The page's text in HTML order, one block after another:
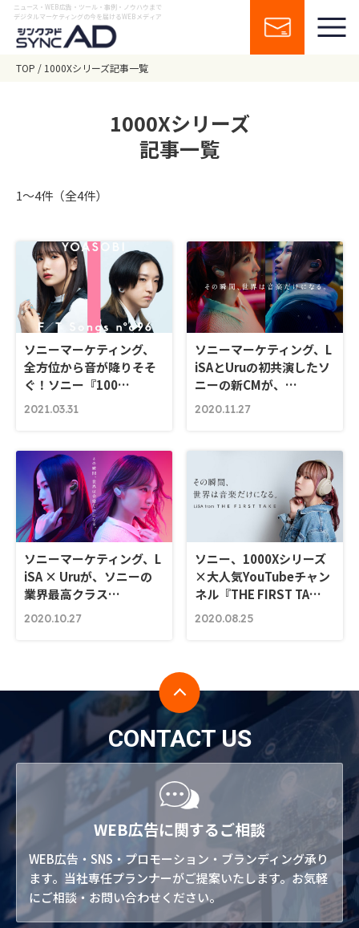
ニュース・WEB広告・ツール・事例・ノウハウまで
デジタルマーケティングの今を届けるWEBメディア
TOP 1000Xシリーズ記事一覧
1000Xシリーズ
記事一覧
1〜4件（全4件）
ソニーマーケティング、
全方位から音が降りそそ
ぐ！ソニー『100…
2021.03.31
ソニーマーケティング、L
iSAとUruの初共演したソ
ニーの新CMが、…
2020.11.27
ソニーマーケティング、L
iSA × Uruが、ソニーの
業界最高クラス…
2020.10.27
ソニー、1000Xシリーズ
×大人気YouTubeチャン
ネル『THE FIRST TA…
2020.08.25
CONTACT US
WEB広告に関するご相談
WEB広告・SNS・プロモーション・ブランディング承り
ます。当社専任プランナーがご提案いたします。お気軽
にご相談・お問い合わせください。